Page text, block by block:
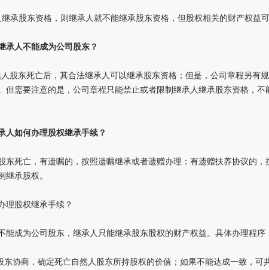
承股东资格，则继承人就不能继承股东资格，但股权相关的财产权益可
承人不能成为公司股东？
人股东死亡后，其合法继承人可以继承股东资格；但是，公司章程另有
但需要注意的是，公司章程只能禁止或者限制继承人继承股东资格，
人如何办理股权继承手续？
东死亡，有遗嘱的，按照遗嘱继承或者遗赠办理；有遗赠扶养协议的
继承股权。
理股权继承手续？
能成为公司股东，继承人只能继承股东股权的财产权益。具体办理程序
东协商，确定死亡自然人股东所持股权的价值；如果不能达成一致，可